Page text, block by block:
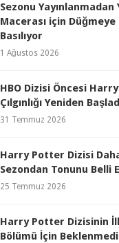
Sezonu Yayınlanmadan
Macerası için Düğmeye
Basılıyor
1 Ağustos 2026
HBO Dizisi Öncesi
Çılgınlığı Yeniden
31 Temmuz 2026
Harry Potter Dizisi
Sezondan Tonunu Belli
25 Temmuz 2026
Harry Potter Dizisinin
Bölümü İçin